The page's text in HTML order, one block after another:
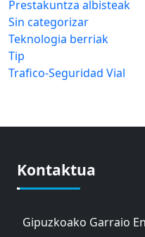
Prestakuntza albisteak
Sin categorizar
Teknologia berriak
Tip
Trafico-Seguridad Vial
Kontaktua
Gipuzkoako Garraio